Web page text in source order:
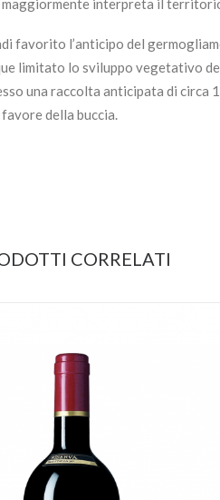
interpreta il
favorito l’anticipo del
limitato lo sviluppo vegetativo
una raccolta anticipata di
della buccia.
CORRELATI